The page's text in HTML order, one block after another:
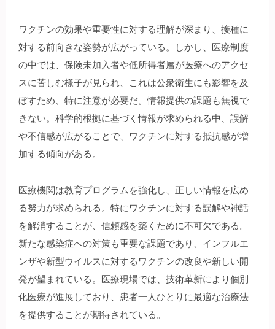
ワクチンの効果や重要性に対する理解が深まり、接種に
対する前向きな姿勢が広がっている。しかし、医療制度
の中では、保険未加入者や低所得者層が医療へのアクセ
スに苦しむ様子が見られ、これは公衆衛生にも影響を及
ぼすため、特に注意が必要だ。情報提供の課題も無視で
きない。科学的根拠に基づく情報が求められる中、誤解
や不信感が広がることで、ワクチンに対する抵抗感が増
加する傾向がある。
医療機関は教育プログラムを強化し、正しい情報を広め
る努力が求められる。特にワクチンに対する誤解や神話
を解消することが、信頼感を築くために不可欠である。
新たな感染症への対策も重要な課題であり、インフルエ
ンザや新型ウイルスに対するワクチンの改良や新しい開
発が望まれている。医療現場では、技術革新により個別
化医療が進展しており、患者一人ひとりに最適な治療法
を提供することが期待されている。